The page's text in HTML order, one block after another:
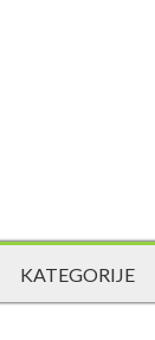
KATEGORIJE